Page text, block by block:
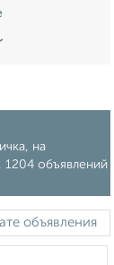
на
объявлений